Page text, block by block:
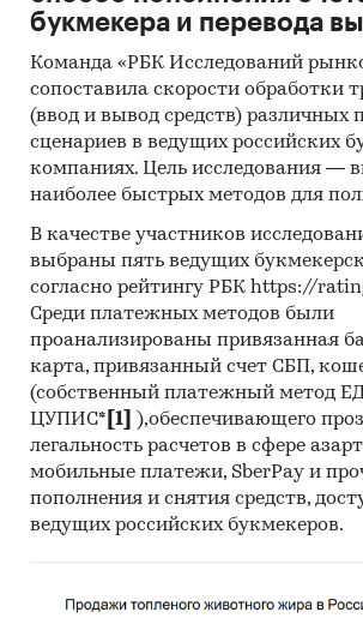
Сайты компаний
Архивы СМИ
Региональные и
Инсайдерские источники
Специализированные
Методы:
Кабинетное исследование.
информации из различных
проведение расчетов.
аналитика
Прогноз ГидМаркет.
статистические методы
поправкой на мнение
Категории: Потребительские
букмекера и перевода
Команда «РБК Исследований
сопоставила скорости обработки
(ввод и вывод средств) различных
сценариев в ведущих российских
компаниях. Цель исследования —
наиболее быстрых методов для
В качестве участников
выбраны пять ведущих
согласно рейтингу РБК https://
Среди платежных методов были
проанализированы привязанная
карта, привязанный счет СБП,
(собственный платежный метод
ЦУПИС* [1]
),обеспечивающего
легальность расчетов в сфере
мобильные платежи, SberPay и
пополнения и снятия средств,
ведущих российских букмекеров.